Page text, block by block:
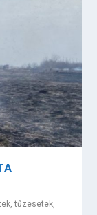
tűzesetek